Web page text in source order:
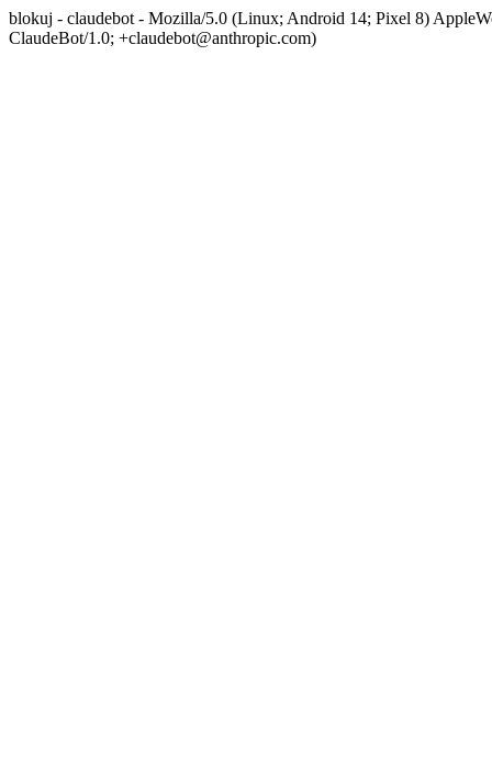
blokuj - claudebot - Mozilla/5.0 (Linux; Android 14; Pixel 8)
ClaudeBot/1.0; +claudebot@anthropic.com)